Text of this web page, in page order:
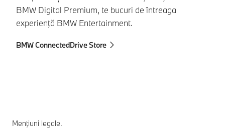
BMW Digital Premium, te bucuri de întreaga
experienţă BMW Entertainment.
BMW ConnectedDrive Store
Menţiuni legale.